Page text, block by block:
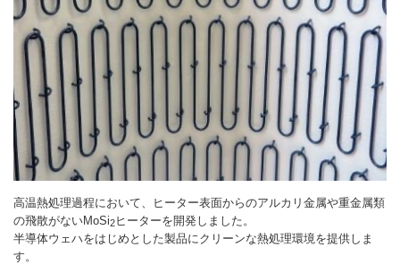
高温熱処理過程において、ヒーター表面からのアルカリ金属や重金属類
の飛散がないMoSi2ヒーターを開発しました。
半導体ウェハをはじめとした製品にクリーンな熱処理環境を提供しま
す。